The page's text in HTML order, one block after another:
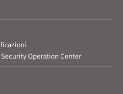
Security Operation Center